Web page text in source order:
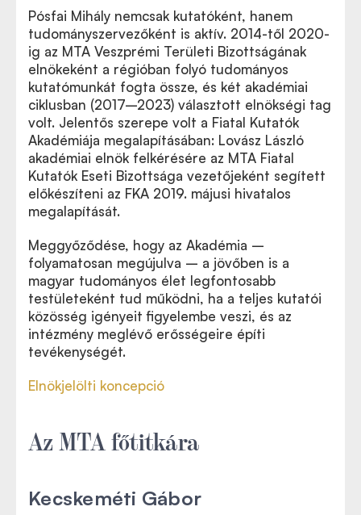
Pósfai Mihály nemcsak kutatóként, hanem
tudományszervezőként is aktív. 2014-től 2020-
ig az MTA Veszprémi Területi Bizottságának
elnökeként a régióban folyó tudományos
kutatómunkát fogta össze, és két akadémiai
ciklusban (2017–2023) választott elnökségi tag
volt. Jelentős szerepe volt a Fiatal Kutatók
Akadémiája megalapításában: Lovász László
akadémiai elnök felkérésére az MTA Fiatal
Kutatók Eseti Bizottsága vezetőjeként segített
előkészíteni az FKA 2019. májusi hivatalos
megalapítását.
Meggyőződése, hogy az Akadémia –
folyamatosan megújulva – a jövőben is a
magyar tudományos élet legfontosabb
testületeként tud működni, ha a teljes kutatói
közösség igényeit figyelembe veszi, és az
intézmény meglévő erősségeire építi
tevékenységét.
Elnökjelölti koncepció
Az MTA főtitkára
Kecskeméti Gábor